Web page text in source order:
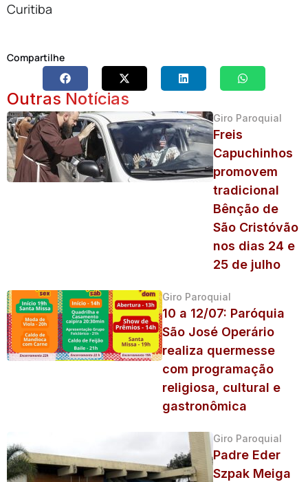
Curitiba
Compartilhe
Outras Notícias
Giro Paroquial
Freis
Capuchinhos
promovem
tradicional
Bênção de
São Cristóvão
nos dias 24 e
25 de julho
Giro Paroquial
10 a 12/07: Paróquia
São José Operário
realiza quermesse
com programação
religiosa, cultural e
gastronômica
Giro Paroquial
Padre Eder
Szpak Meiga